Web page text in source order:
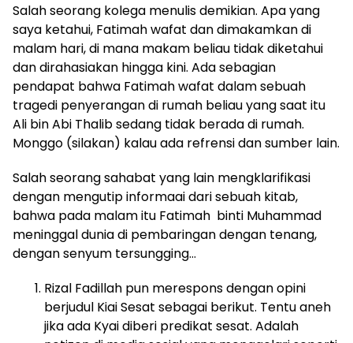
Salah seorang kolega menulis demikian. Apa yang
saya ketahui, Fatimah wafat dan dimakamkan di
malam hari, di mana makam beliau tidak diketahui
dan dirahasiakan hingga kini. Ada sebagian
pendapat bahwa Fatimah wafat dalam sebuah
tragedi penyerangan di rumah beliau yang saat itu
Ali bin Abi Thalib sedang tidak berada di rumah.
Monggo (silakan) kalau ada refrensi dan sumber lain.
Salah seorang sahabat yang lain mengklarifikasi
dengan mengutip informaai dari sebuah kitab,
bahwa pada malam itu Fatimah binti Muhammad
meninggal dunia di pembaringan dengan tenang,
dengan senyum tersungging…
Rizal Fadillah pun merespons dengan opini
berjudul Kiai Sesat sebagai berikut. Tentu aneh
jika ada Kyai diberi predikat sesat. Adalah